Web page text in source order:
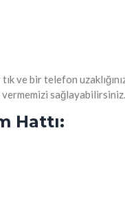
ve bir telefon
vermemizi sağlayabilirsiniz.
Hattı: